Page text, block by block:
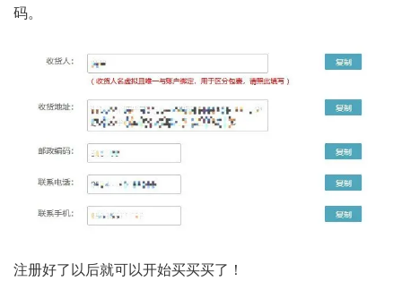
码。
注册好了以后就可以开始买买买了！